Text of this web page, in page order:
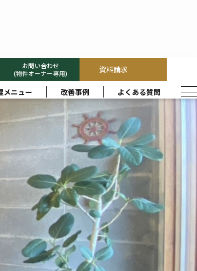
お問い合わせ
(物件オーナー専用)
資料請求
メニュー 改善事例 よくある質問
。